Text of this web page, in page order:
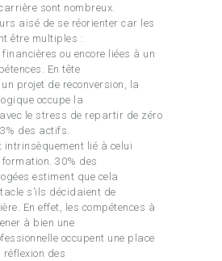
sont nombreux.
aisé de se réorienter car les
être multiples :
ou encore liées à un
En tête
projet de reconversion, la
occupe la
le stress de repartir de zéro
des actifs.
intrinsèquement lié à celui
formation. 30% des
estiment que cela
s’ils décidaient de
En effet, les compétences à
à bien une
occupent une place
des